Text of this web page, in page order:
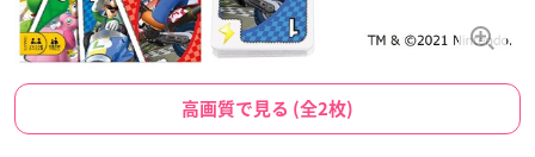
高画質で見る (全2枚)